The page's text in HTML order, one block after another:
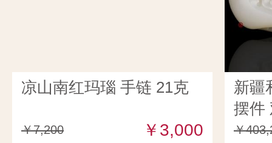
凉山南红玛瑙 手链 21克
￥7,200 ￥3,000
新疆
摆件
￥